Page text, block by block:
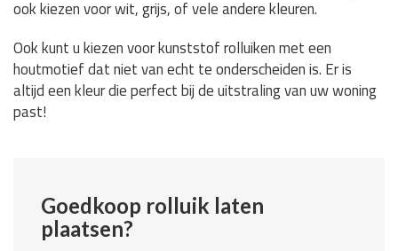
ook kiezen voor wit, grijs, of vele andere kleuren.
Ook kunt u kiezen voor kunststof rolluiken met een
houtmotief dat niet van echt te onderscheiden is. Er is
altijd een kleur die perfect bij de uitstraling van uw woning
past!
Goedkoop rolluik laten
plaatsen?